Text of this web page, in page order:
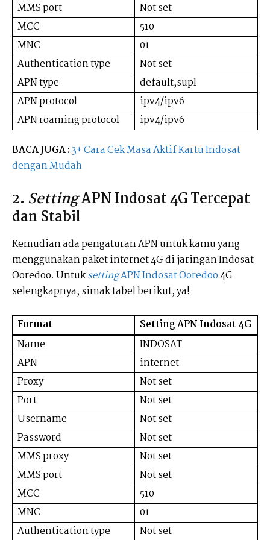
MMS port
Not set
MCC
510
MNC
01
Authentication type
Not set
APN type
default,supl
APN protocol
ipv4/ipv6
APN roaming protocol
ipv4/ipv6
BACA JUGA:3+ Cara Cek Masa Aktif Kartu Indosat
dengan Mudah
2. SettingAPN Indosat 4G Tercepat
dan Stabil
Kemudian ada pengaturan APN untuk kamu yang
menggunakan paket internet 4G di jaringan Indosat
Ooredoo. UntuksettingAPN Indosat Ooredoo4G
selengkapnya, simak tabel berikut, ya!
Format
Setting APN Indosat 4G
Name
INDOSAT
APN
internet
Proxy
Not set
Port
Not set
Username
Not set
Password
Not set
MMS proxy
Not set
MMS port
Not set
MCC
510
MNC
01
Authentication type
Not set